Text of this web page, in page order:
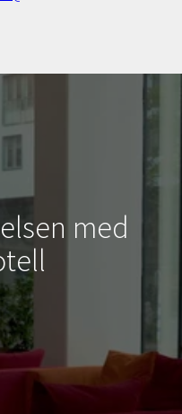
med